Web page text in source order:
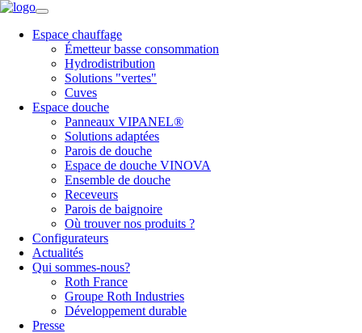
Espace chauffage
Émetteur basse consommation
Hydrodistribution
Solutions "vertes"
Cuves
Espace douche
Panneaux VIPANEL®
Solutions adaptées
Parois de douche
Espace de douche VINOVA
Ensemble de douche
Receveurs
Parois de baignoire
Où trouver nos produits ?
Configurateurs
Actualités
Qui sommes-nous?
Roth France
Groupe Roth Industries
Développement durable
Presse